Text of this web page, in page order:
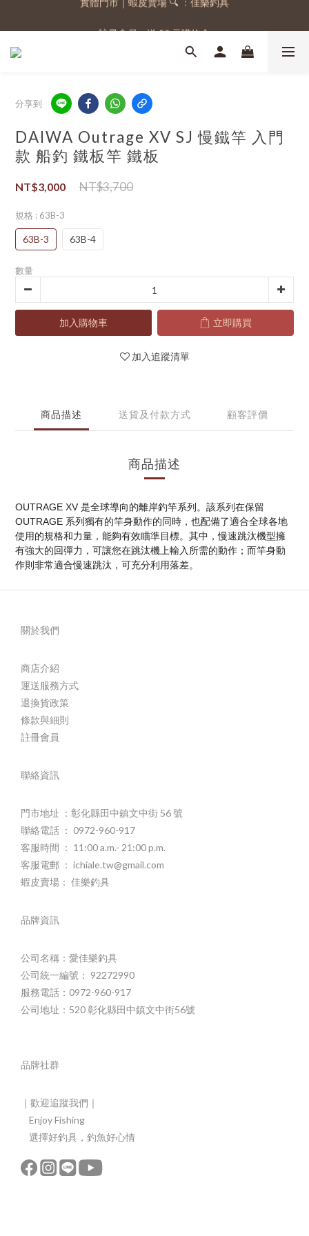
註冊會員，送 50 元購物金
分享到
DAIWA Outrage XV SJ 慢鐵竿 入門
款 船釣 鐵板竿 鐵板
NT$3,000 NT$3,700
規格 : 63B-3
63B-3 63B-4
數量
加入購物車 立即購買
加入追蹤清單
商品描述 送貨及付款方式 顧客評價
商品描述
OUTRAGE XV 是全球導向的離岸釣竿系列。該系列在保留
OUTRAGE 系列獨有的竿身動作的同時，也配備了適合全球各地
使用的規格和力量，能夠有效瞄準目標。其中，慢速跳汰機型擁
有強大的回彈力，可讓您在跳汰機上輸入所需的動作；而竿身動
作則非常適合慢速跳汰，可充分利用落差。
關於我們
商店介紹
運送服務方式
退換貨政策
條款與細則
註冊會員
聯絡資訊
門市地址 ：彰化縣田中鎮文中街 56 號
聯絡電話 ： 0972-960-917
客服時間 ： 11:00 a.m.- 21:00 p.m.
客服電郵 ： ichiale.tw@gmail.com
蝦皮賣場： 佳樂釣具
品牌資訊
公司名稱：愛佳樂釣具
公司統一編號： 92272990
服務電話：0972-960-917
公司地址：520 彰化縣田中鎮文中街56號
品牌社群
｜歡迎追蹤我們｜
Enjoy Fishing
選擇好釣具，釣魚好心情